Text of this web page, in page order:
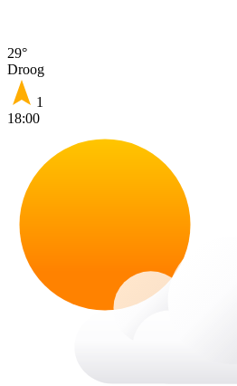
29°
Droog
1
18:00